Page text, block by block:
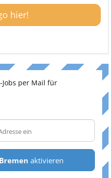
hier!
per Mail für
aktivieren